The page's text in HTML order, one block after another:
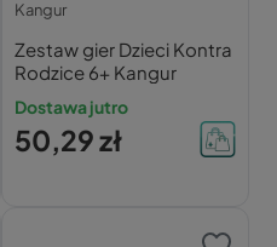
Kangur
Zestaw gier Dzieci Kontra
Rodzice 6+ Kangur
Dostawa jutro
50,29 zł